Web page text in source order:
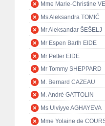
Mme Marie-Christine
Ms Aleksandra TOMIĆ
Mr Aleksandar ŠEŠELJ
Mr Espen Barth EIDE
Mr Petter EIDE
Mr Tommy SHEPPARD
M. Bernard CAZEAU
M. André GATTOLIN
Ms Ulviyye AGHAYEVA
Mme Yolaine de